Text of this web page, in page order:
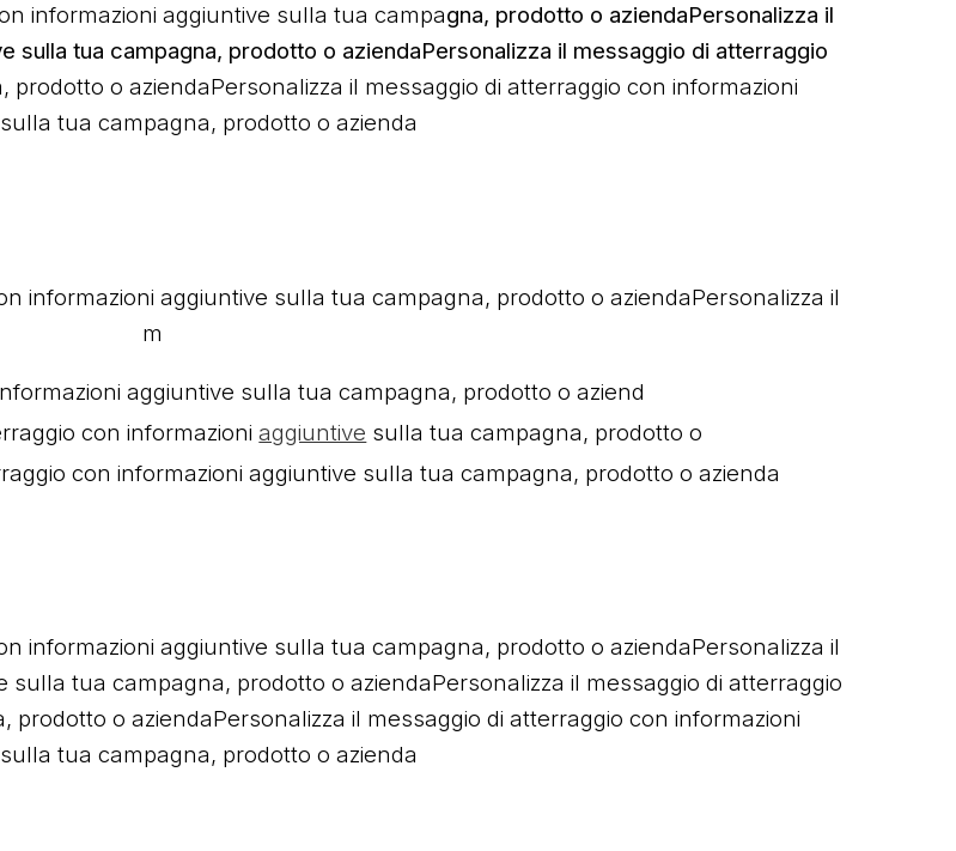
informazioni aggiuntive sulla tua campagna, prodotto o aziendaPersonalizza il
sulla tua campagna, prodotto o aziendaPersonalizza il messaggio di atterraggio
prodotto o aziendaPersonalizza il messaggio di atterraggio con informazioni
tua campagna, prodotto o azienda
informazioni aggiuntive sulla tua campagna, prodotto o aziendaPersonalizza il
m
aggiuntive sulla tua campagna, prodotto o aziend
con informazioniaggiuntive sulla tua campagna, prodotto o
con informazioni aggiuntive sulla tua campagna, prodotto o azienda
informazioni aggiuntive sulla tua campagna, prodotto o aziendaPersonalizza il
tua campagna, prodotto o aziendaPersonalizza il messaggio di atterraggio
prodotto o aziendaPersonalizza il messaggio di atterraggio con informazioni
tua campagna, prodotto o azienda